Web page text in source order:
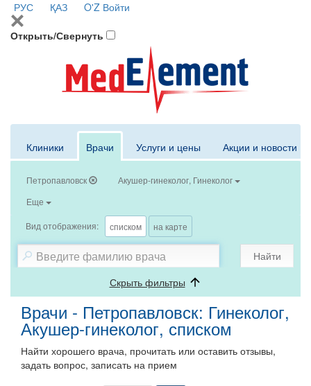
РУС ҚАЗ O'Z Войти
Открыть/Свернуть
Клиники Врачи Услуги и цены Акции и новости
Петропавловск
Акушер-гинеколог, Гинеколог
Еще
Вид отображения: списком на карте
Найти
Скрыть фильтры
Врачи - Петропавловск: Гинеколог,
Акушер-гинеколог, списком
Найти хорошего врача, прочитать или оставить отзывы,
задать вопрос, записать на прием